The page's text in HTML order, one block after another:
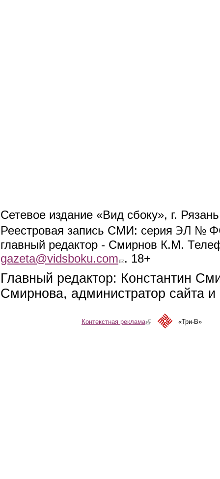
Сетевое издание «Вид сбоку», г.
Реестровая запись СМИ: серия ЭЛ №
главный редактор - Смирнов К.М.
gazeta@vidsboku.com (link sends e-mail)
. 18+
Главный редактор: Константин
Смирнова, администратор сайта
Контекстная реклама(link is external)«Три-В»